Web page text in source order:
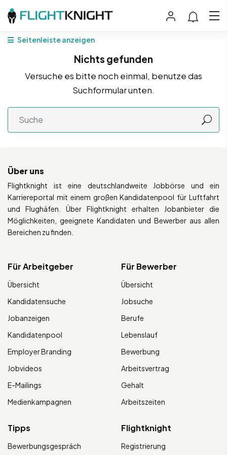
Seitenleiste anzeigen
Nichts gefunden
Versuche es bitte noch einmal, benutze das
Suchformular unten.
Über uns
Flightknight ist eine deutschlandweite Jobbörse und ein
Karriereportal mit einem großen Kandidatenpool für Luftfahrt
und Flughäfen. Über Flightknight erhalten Jobanbieter die
Möglichkeiten, geeignete Kandidaten und Bewerber aus allen
Bereichen zu finden.
Für Arbeitgeber
Übersicht
Kandidatensuche
Jobanzeigen
Kandidatenpool
Employer Branding
Jobvideos
E-Mailings
Medienkampagnen
Für Bewerber
Übersicht
Jobsuche
Berufe
Lebenslauf
Bewerbung
Arbeitsvertrag
Gehalt
Arbeitszeiten
Tipps
Bewerbungsgespräch
Flightknight
Registrierung